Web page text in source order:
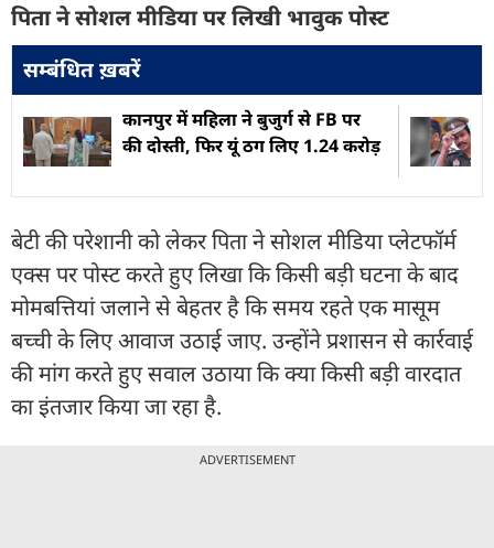
पिता ने सोशल मीडिया पर लिखी भावुक पोस्ट
सम्बंधित ख़बरें
कानपुर में महिला ने बुजुर्ग से FB पर
की दोस्ती, फिर यूं ठग लिए 1.24 करोड़
बेटी की परेशानी को लेकर पिता ने सोशल मीडिया प्लेटफॉर्म
एक्स पर पोस्ट करते हुए लिखा कि किसी बड़ी घटना के बाद
मोमबत्तियां जलाने से बेहतर है कि समय रहते एक मासूम
बच्ची के लिए आवाज उठाई जाए. उन्होंने प्रशासन से कार्रवाई
की मांग करते हुए सवाल उठाया कि क्या किसी बड़ी वारदात
का इंतजार किया जा रहा है.
ADVERTISEMENT